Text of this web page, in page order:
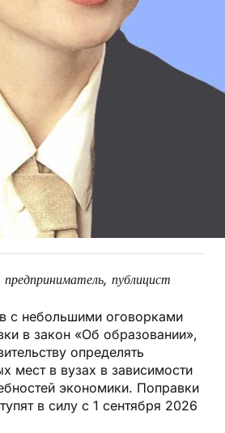
предприниматель, публицист
с небольшими оговорками
в закон «Об образовании»,
определять
мест в вузах в зависимости
экономики. Поправки
в силу с 1 сентября 2026